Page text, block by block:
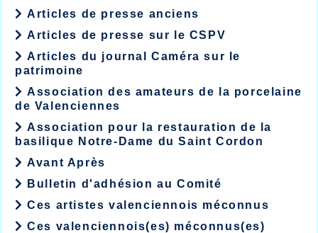
Articles de presse anciens
Articles de presse sur le CSPV
Articles du journal Caméra sur le
patrimoine
Association des amateurs de la porcelaine
de Valenciennes
Association pour la restauration de la
basilique Notre-Dame du Saint Cordon
Avant Après
Bulletin d'adhésion au Comité
Ces artistes valenciennois méconnus
Ces valenciennois(es) méconnus(es)